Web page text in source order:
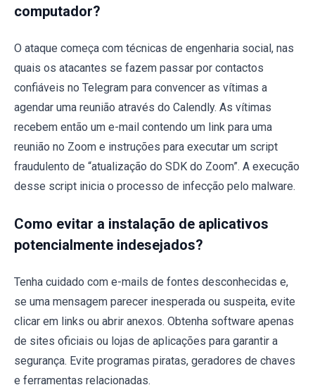
computador?
O ataque começa com técnicas de engenharia social, nas
quais os atacantes se fazem passar por contactos
confiáveis no Telegram para convencer as vítimas a
agendar uma reunião através do Calendly. As vítimas
recebem então um e-mail contendo um link para uma
reunião no Zoom e instruções para executar um script
fraudulento de “atualização do SDK do Zoom”. A execução
desse script inicia o processo de infecção pelo malware.
Como evitar a instalação de aplicativos
potencialmente indesejados?
Tenha cuidado com e-mails de fontes desconhecidas e,
se uma mensagem parecer inesperada ou suspeita, evite
clicar em links ou abrir anexos. Obtenha software apenas
de sites oficiais ou lojas de aplicações para garantir a
segurança. Evite programas piratas, geradores de chaves
e ferramentas relacionadas.